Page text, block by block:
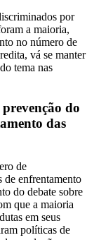
por
a maioria,
no número de
vá se manter
tema nas
do
das
de
de enfrentamento
do debate sobre
que a maioria
em seus
políticas de